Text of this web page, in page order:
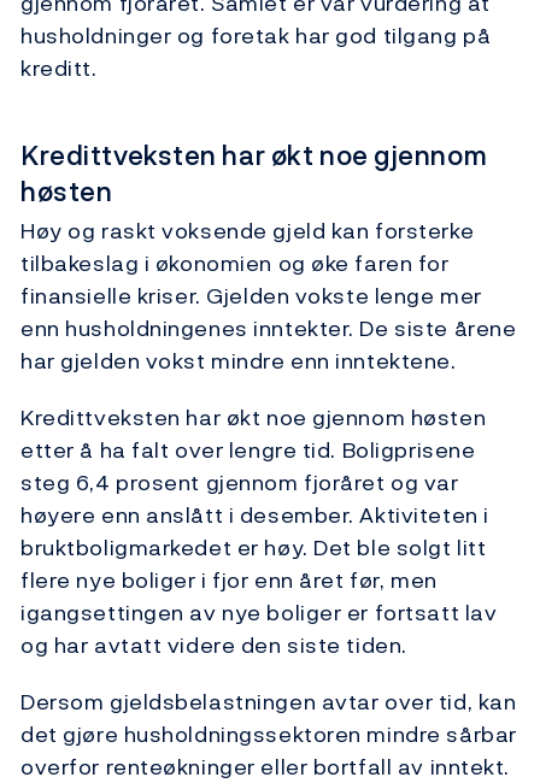
husholdninger og foretak har god tilgang på
kreditt.
Kredittveksten har økt noe gjennom
høsten
Høy og raskt voksende gjeld kan forsterke
tilbakeslag i økonomien og øke faren for
finansielle kriser. Gjelden vokste lenge mer
enn husholdningenes inntekter. De siste årene
har gjelden vokst mindre enn inntektene.
Kredittveksten har økt noe gjennom høsten
etter å ha falt over lengre tid. Boligprisene
steg 6,4 prosent gjennom fjoråret og var
høyere enn anslått i desember. Aktiviteten i
bruktboligmarkedet er høy. Det ble solgt litt
flere nye boliger i fjor enn året før, men
igangsettingen av nye boliger er fortsatt lav
og har avtatt videre den siste tiden.
Dersom gjeldsbelastningen avtar over tid, kan
det gjøre husholdningssektoren mindre sårbar
overfor renteøkninger eller bortfall av inntekt.